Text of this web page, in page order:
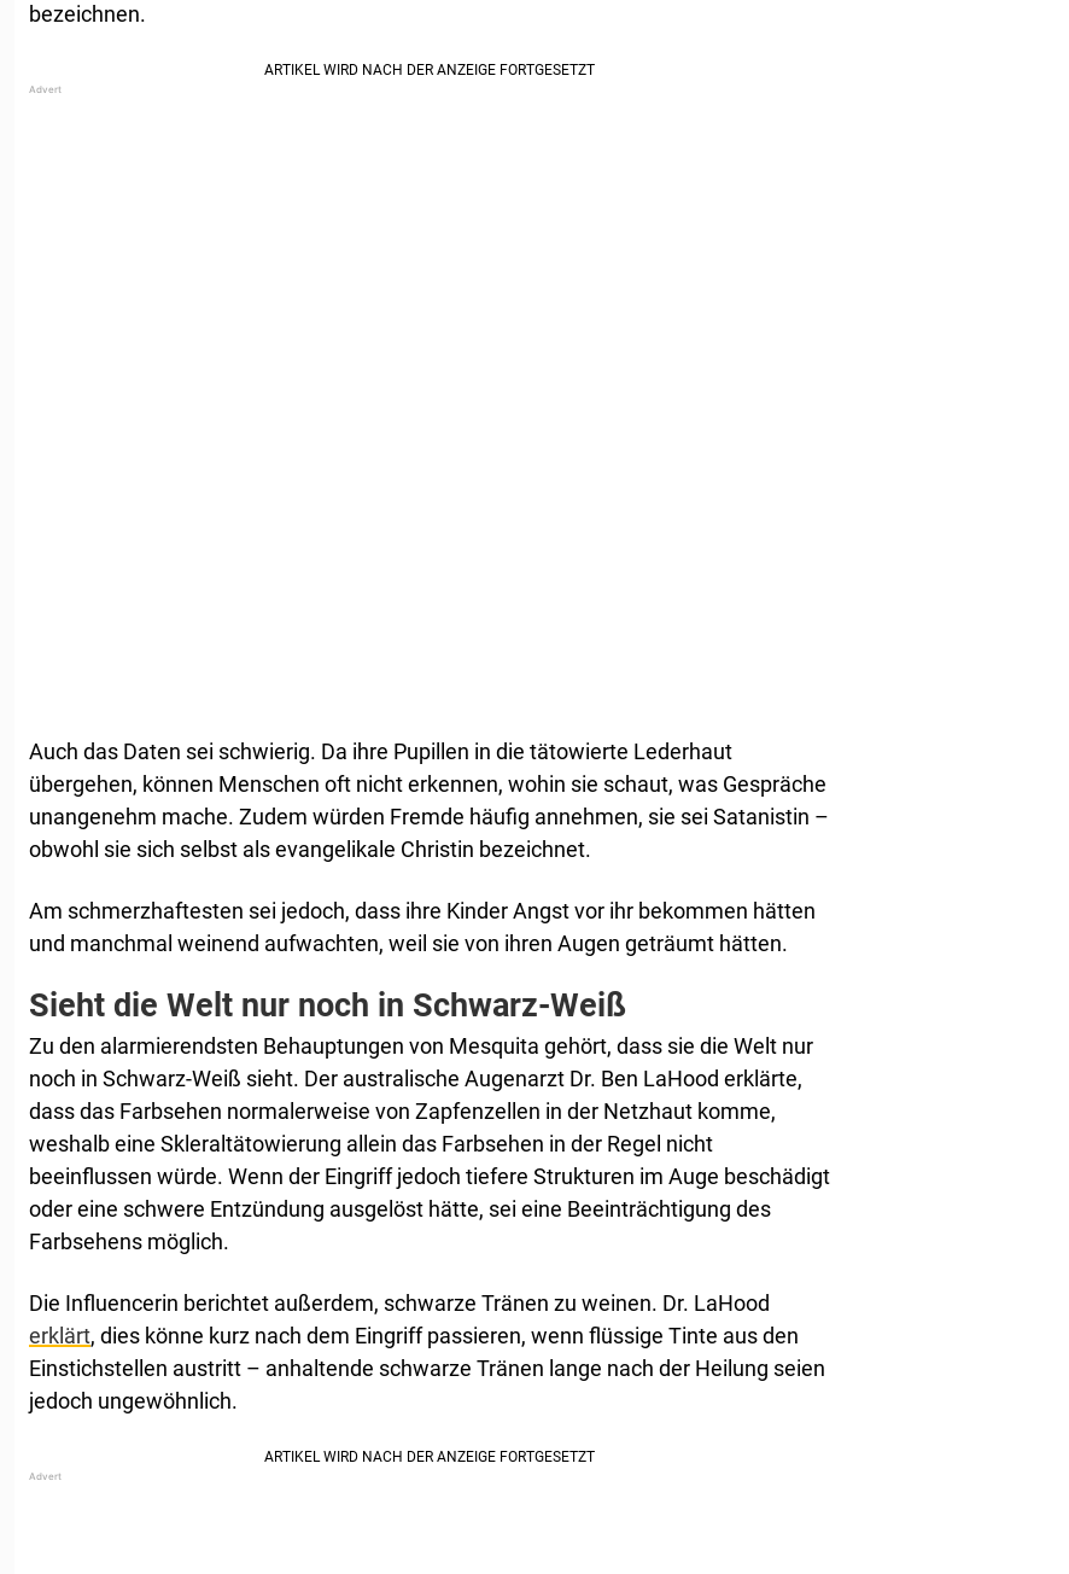
bezeichnen.
Auch das Daten sei schwierig. Da ihre Pupillen in die tätowierte Lederhaut
übergehen, können Menschen oft nicht erkennen, wohin sie schaut, was Gespräche
unangenehm mache. Zudem würden Fremde häufig annehmen, sie sei Satanistin –
obwohl sie sich selbst als evangelikale Christin bezeichnet.
Am schmerzhaftesten sei jedoch, dass ihre Kinder Angst vor ihr bekommen hätten
und manchmal weinend aufwachten, weil sie von ihren Augen geträumt hätten.
Sieht die Welt nur noch in Schwarz-Weiß
Zu den alarmierendsten Behauptungen von Mesquita gehört, dass sie die Welt nur
noch in Schwarz-Weiß sieht. Der australische Augenarzt Dr. Ben LaHood erklärte,
dass das Farbsehen normalerweise von Zapfenzellen in der Netzhaut komme,
weshalb eine Skleraltätowierung allein das Farbsehen in der Regel nicht
beeinflussen würde. Wenn der Eingriff jedoch tiefere Strukturen im Auge beschädigt
oder eine schwere Entzündung ausgelöst hätte, sei eine Beeinträchtigung des
Farbsehens möglich.
Die Influencerin berichtet außerdem, schwarze Tränen zu weinen. Dr. LaHood
erklärt, dies könne kurz nach dem Eingriff passieren, wenn flüssige Tinte aus den
Einstichstellen austritt – anhaltende schwarze Tränen lange nach der Heilung seien
jedoch ungewöhnlich.